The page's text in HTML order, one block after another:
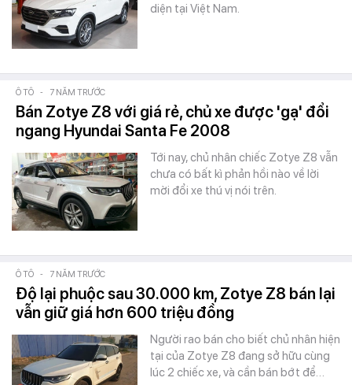
diện tại Việt Nam.
Ô TÔ - 7 NĂM TRƯỚC
Bán Zotye Z8 với giá rẻ, chủ xe được 'gạ' đổi
ngang Hyundai Santa Fe 2008
Tới nay, chủ nhân chiếc Zotye Z8 vẫn
chưa có bất kì phản hồi nào về lời
mời đổi xe thú vị nói trên.
Ô TÔ - 7 NĂM TRƯỚC
Độ lại phuộc sau 30.000 km, Zotye Z8 bán lại
vẫn giữ giá hơn 600 triệu đồng
Người rao bán cho biết chủ nhân hiện
tại của Zotye Z8 đang sở hữu cùng
lúc 2 chiếc xe, và cần bán bớt để…